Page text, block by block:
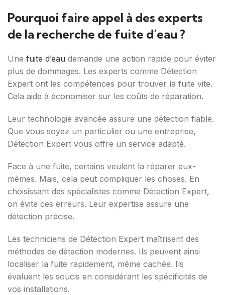
Pourquoi faire appel à des experts
de la recherche de fuite d’eau ?
Une fuite d’eau demande une action rapide pour éviter
plus de dommages. Les experts comme Détection
Expert ont les compétences pour trouver la fuite vite.
Cela aide à économiser sur les coûts de réparation.
Leur technologie avancée assure une détection fiable.
Que vous soyez un particulier ou une entreprise,
Détection Expert vous offre un service adapté.
Face à une fuite, certains veulent la réparer eux-
mêmes. Mais, cela peut compliquer les choses. En
choisissant des spécialistes comme Détection Expert,
on évite ces erreurs. Leur expertise assure une
détection précise.
Les techniciens de Détection Expert maîtrisent des
méthodes de détection modernes. Ils peuvent ainsi
localiser la fuite rapidement, même cachée. Ils
évaluent les soucis en considérant les spécificités de
vos installations.